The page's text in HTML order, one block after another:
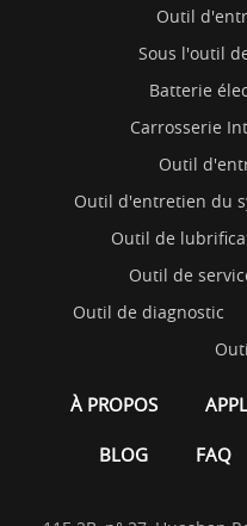
Outil
Sous l'outil
Batterie
Carrosserie
Outil
Outil d'entretien du
Outil de
Outil de
Outil de diagnostic
À PROPOS
BLOG FAQ